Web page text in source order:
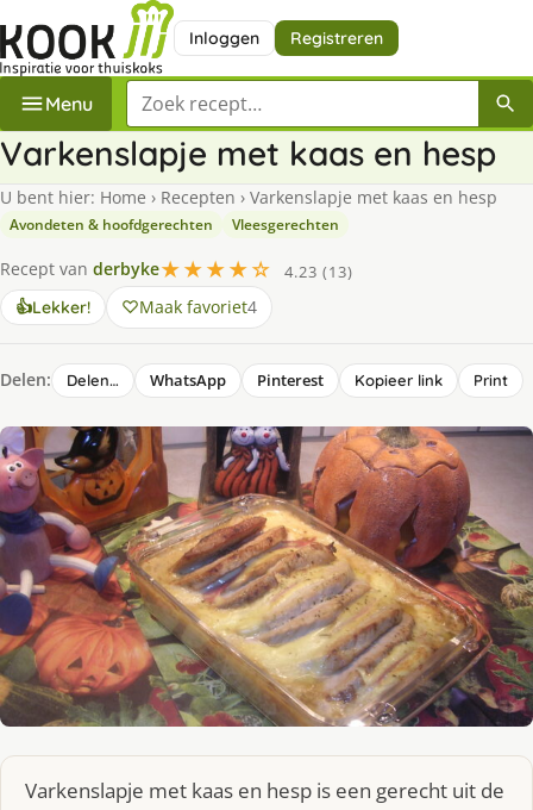
Inloggen Registreren
Menu Zoek een recept
Varkenslapje met kaas en hesp
U bent hier: Home › Recepten › Varkenslapje met kaas en hesp
Avondeten & hoofdgerechten Vleesgerechten
Recept van derbyke★★★★☆
4.23 (13)
👍Lekker! Maak favoriet4
Delen: Delen… WhatsApp Pinterest Kopieer link Print
Varkenslapje met kaas en hesp is een gerecht uit de